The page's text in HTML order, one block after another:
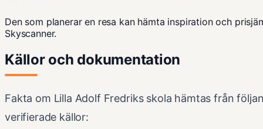
Den som planerar en resa kan hämta inspiration och
Skyscanner.
Källor och dokumentation
Fakta om Lilla Adolf Fredriks skola hämtas från
verifierade källor: